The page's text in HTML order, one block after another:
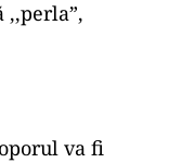
,,perla”,
va fi